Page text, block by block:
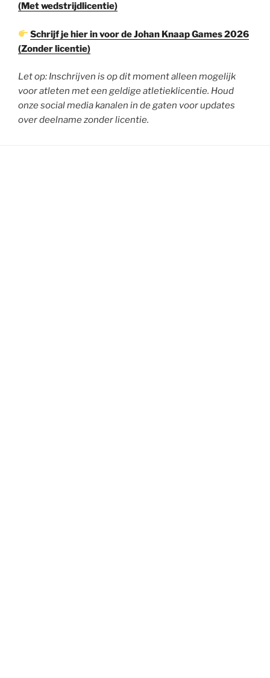
(Met wedstrijdlicentie)
Schrijf je hier in voor de Johan Knaap Games 2026
(Zonder licentie)
Let op: Inschrijven is op dit moment alleen mogelijk
voor atleten met een geldige atletieklicentie. Houd
onze social media kanalen in de gaten voor updates
over deelname zonder licentie.